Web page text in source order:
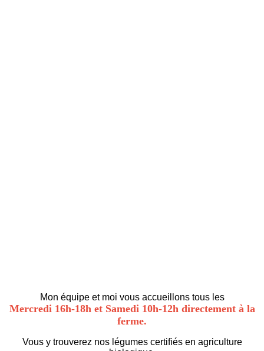
Mon équipe et moi vous accueillons tous les
Mercredi 16h-18h et Samedi 10h-12h directement à la
ferme.
Vous y trouverez nos légumes certifiés en agriculture